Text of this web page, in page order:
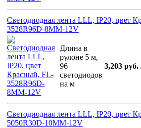
Светодиодная лента LLL, IP20, цвет
3528R96D-8MM-12V
Длина в
рулоне 5 м,
96
светодиодов
на м
3,203 руб.
Светодиодная лента LLL, IP20, цвет
5050R30D-10MM-12V